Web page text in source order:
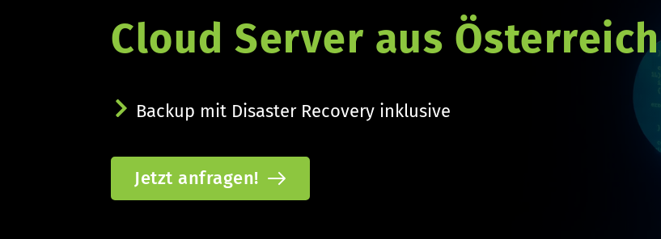
Cloud Server aus Österreich
Backup mit Disaster Recovery inklusive
Jetzt anfragen!